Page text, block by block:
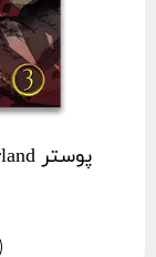
پوستر The promised neverlandکد nvlpo16